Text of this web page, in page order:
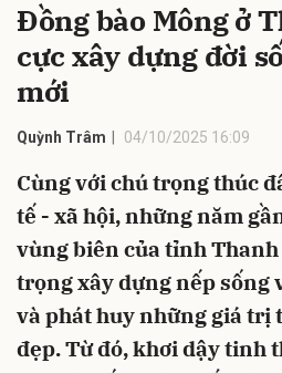
Đồng bào Mông ở
cực xây dựng đời
mới
Quỳnh Trâm 04/10/2025 16:09
Cùng với chú trọng thúc
tế - xã hội, những năm
vùng biên của tỉnh Thanh
trọng xây dựng nếp sống
và phát huy những giá trị
đẹp. Từ đó, khơi dậy tinh